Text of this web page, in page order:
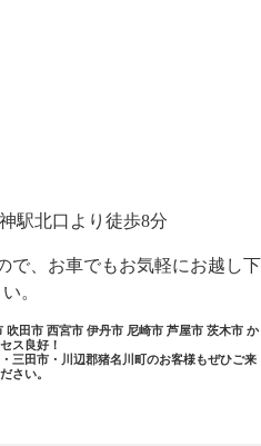
駅北口より徒歩8分
で、お車でもお気軽にお越し下
。
田市 西宮市 伊丹市 尼崎市 芦屋市 茨木市 か
ス良好！
三田市・川辺郡猪名川町のお客様もぜひご来
さい。